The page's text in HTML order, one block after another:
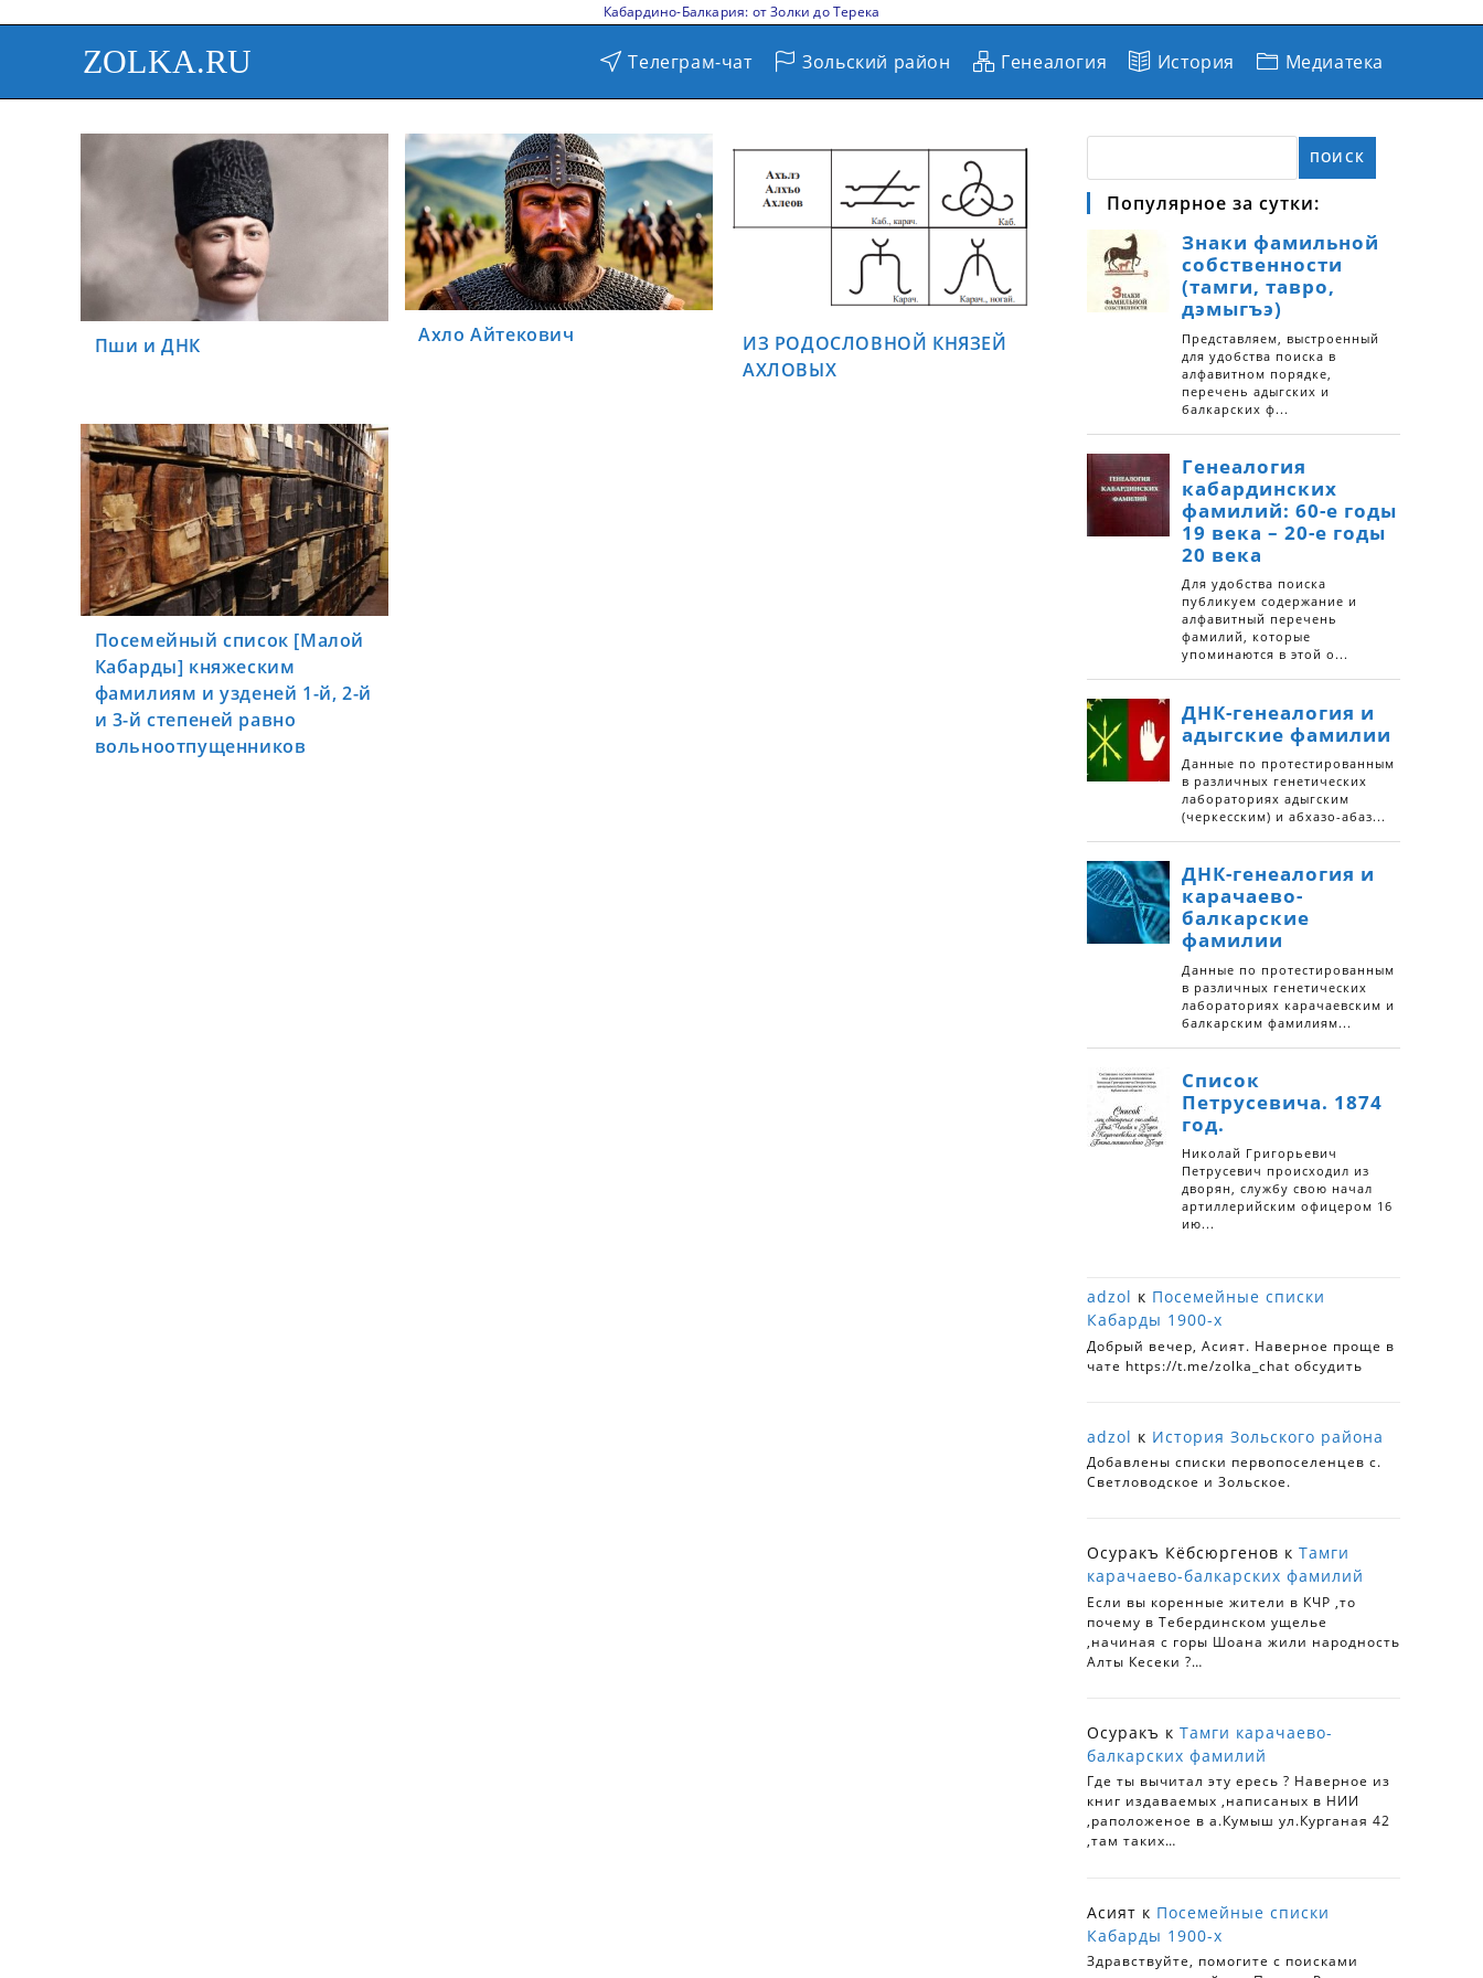
Кабардино-Балкария: от Золки до Терека
ZOLKA.RU Телеграм-чат Зольский район Генеалогия История Медиатека
Пши и ДНК Ахло Айтекович
ИЗ РОДОСЛОВНОЙ КНЯЗЕЙ
АХЛОВЫХ
Посемейный список [Малой
Кабарды] княжеским
фамилиям и узденей 1-й, 2-й
и 3-й степеней равно
вольноотпущенников
ПОИСК
Популярное за сутки:
adzol к Посемейные списки
Кабарды 1900-х
Добрый вечер, Асият. Наверное проще в
чате https://t.me/zolka_chat обсудить
adzol к История Зольского района
Добавлены списки первопоселенцев с.
Светловодское и Зольское.
Осуракъ Кёбсюргенов к Тамги
карачаево-балкарских фамилий
Если вы коренные жители в КЧР ,то
почему в Тебердинском ущелье
,начиная с горы Шоана жили народность
Алты Кесеки ?…
Осуракъ к Тамги карачаево-
балкарских фамилий
Где ты вычитал эту ересь ? Наверное из
книг издаваемых ,написаных в НИИ
,раположеное в а.Кумыш ул.Курганая 42
,там таких…
Асият к Посемейные списки
Кабарды 1900-х
Здравствуйте, помогите с поисками